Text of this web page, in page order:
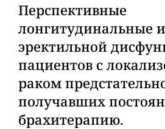
Перспективные
лонгитудинальные
эректильной
пациентов с
раком
получавших
брахитерапию.